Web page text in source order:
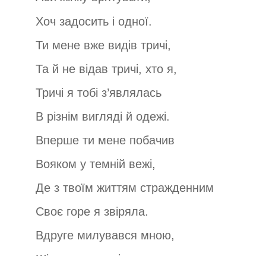
Хоч задосить і одної.
Ти мене вже видів тричі,
Та й не відав тричі, хто я,
Тричі я тобі з’являлась
В різнім вигляді й одежі.
Вперше ти мене побачив
Вояком у темній вежі,
Де з твоїм життям стражденним
Своє горе я звіряла.
Вдруге милувався мною,